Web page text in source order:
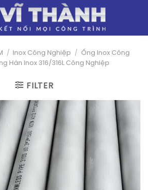
/ Inox Công Nghiệp /
Ống Inox Công
Hàn Inox 316/316L Công Nghiệp
FILTER